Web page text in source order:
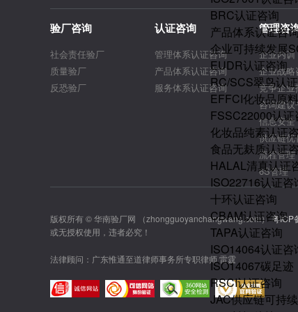
BRC认证咨询
产品体系认证咨
企业可持续发展
EUDR认证咨询
RC/SCS翠鸟认
EFFCI化妆品原
FSSC22000认证
化妆品纯素认证
食品无麸质认证
HALAL清真认证
ISO22716认证咨
十环认证咨询
CBAM认证咨询
TAPA认证咨询
ISO14064认证咨
ISO14067碳足迹
RSCI认证咨询
JAC供应链可持
验厂咨询
社会责任验厂
质量验厂
反恐验厂
认证咨询
管理体系认证咨询
产品体系认证咨询
服务体系认证咨询
管理咨
企业内训
企业战略
竞争企业
咨询建议
信息安全
供应链优
流程管理
6S管理
版权所有 © 华南验厂网 （zhongguoyanchangwang.com）粤ICP
或无授权使用，违者必究！
法律顾问：广东惟通至道律师事务所专职律师 雷霆